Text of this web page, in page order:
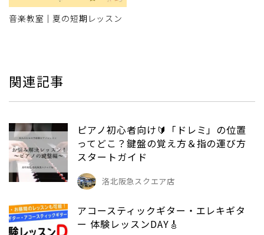
音楽教室｜夏の短期レッスン
関連記事
ピアノ初心者向け🔰「ドレミ」の位置
ってどこ？鍵盤の覚え方＆指の運び方
スタートガイド
洛北阪急スクエア店
アコースティックギター・エレキギタ
ー 体験レッスンDAY🎸